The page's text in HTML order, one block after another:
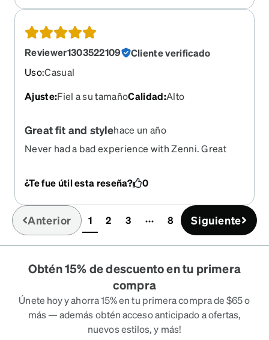
Reviewer1303522109
Cliente verificado
Uso:Casual
Ajuste:Fiel a su tamañoCalidad:Alto
Great fit and stylehace un año
Never had a bad experience with Zenni. Great
¿Te fue útil esta reseña?
0
Anterior 1(current)
2 3 8 Siguiente
Obtén 15% de descuento en tu primera
compra
Únete hoy y ahorra 15% en tu primera compra de $65 o
más — además obtén acceso anticipado a ofertas,
nuevos estilos, y más!